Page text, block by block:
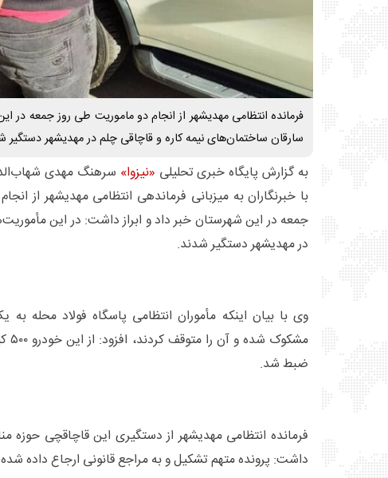
فرمانده انتظامی مهدیشهر از انجام دو ماموریت طی روز جمعه در
سارقان ساختمان‌های نیمه کاره و قاچاقی چلم در مهدیشهر دستگیر
به گزارش پایگاه خبری تحلیلی «نیزوا» سرهنگ مهدی
با خبرنگاران به میزبانی فرماندهی انتظامی مهدیشهر از
جمعه در این شهرستان خبر داد و ابراز داشت: در این
در مهدیشهر دستگیر شدند.
ضبط شد.
فرمانده انتظامی مهدیشهر از دستگیری این قاچاقچی حوزه
داشت: پرونده متهم تشکیل و به مراجع قانونی ارجاع داده